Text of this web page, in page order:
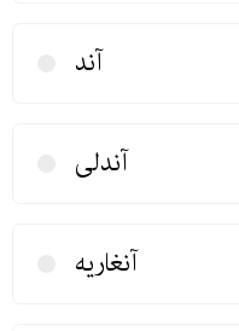
آند
آندلی
آنغاریه